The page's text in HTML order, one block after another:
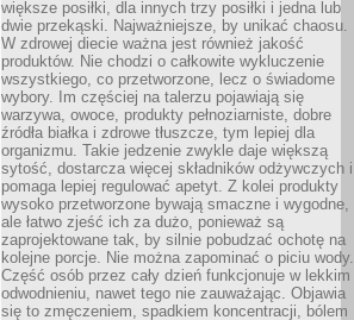
większe posiłki, dla innych trzy posiłki i jedna lub
dwie przekąski. Najważniejsze, by unikać chaosu.
W zdrowej diecie ważna jest również jakość
produktów. Nie chodzi o całkowite wykluczenie
wszystkiego, co przetworzone, lecz o świadome
wybory. Im częściej na talerzu pojawiają się
warzywa, owoce, produkty pełnoziarniste, dobre
źródła białka i zdrowe tłuszcze, tym lepiej dla
organizmu. Takie jedzenie zwykle daje większą
sytość, dostarcza więcej składników odżywczych i
pomaga lepiej regulować apetyt. Z kolei produkty
wysoko przetworzone bywają smaczne i wygodne,
ale łatwo zjeść ich za dużo, ponieważ są
zaprojektowane tak, by silnie pobudzać ochotę na
kolejne porcje. Nie można zapominać o piciu wody.
Część osób przez cały dzień funkcjonuje w lekkim
odwodnieniu, nawet tego nie zauważając. Objawia
się to zmęczeniem, spadkiem koncentracji, bólem